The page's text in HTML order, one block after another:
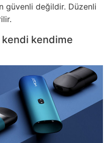
güvenli değildir. Düzenli
kendime